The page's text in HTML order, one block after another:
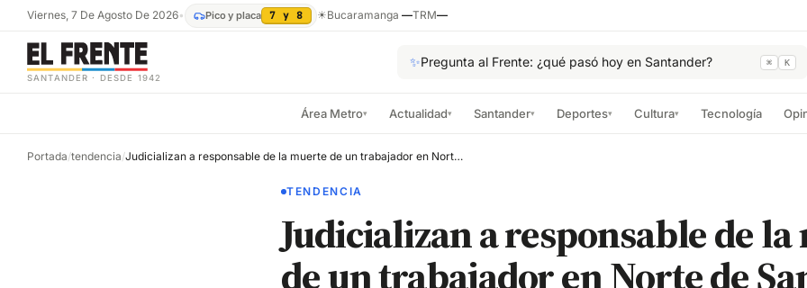
Viernes, 7 De Agosto De 2026• Pico y placa 7 y 8 ☀Bucaramanga —TRM—
SANTANDER · DESDE 1942
✨Pregunta al Frente: ¿qué pasó hoy en Santander? ⌘ K
Área Metro▾ Actualidad▾ Santander▾ Deportes▾ Cultura▾ Tecnología
Portada/tendencia/ Judicializan a responsable de la muerte de un trabajador en Norte de Santander
TENDENCIA
Judicializan a responsable de
de un trabajador en Norte de